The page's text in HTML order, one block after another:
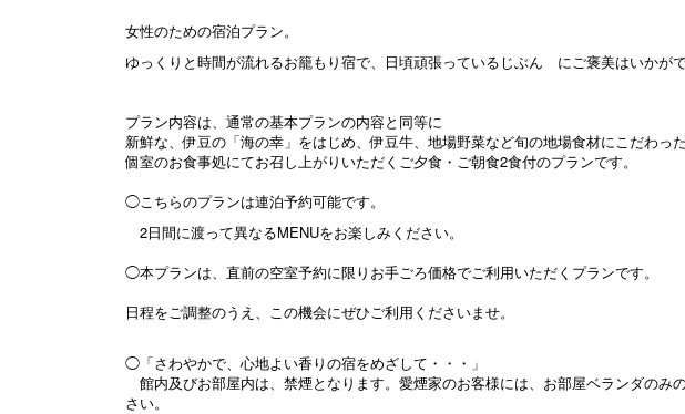
女性のための宿泊プラン。
ゆっくりと時間が流れるお籠もり宿で、日頃頑張っているじぶん にご褒美はいかが
プラン内容は、通常の基本プランの内容と同等に
新鮮な、伊豆の「海の幸」をはじめ、伊豆牛、地場野菜など旬の地場食材にこだわっ
個室のお食事処にてお召し上がりいただくご夕食・ご朝食2食付のプランです。
◯こちらのプランは連泊予約可能です。
2日間に渡って異なるMENUをお楽しみください。
◯本プランは、直前の空室予約に限りお手ごろ価格でご利用いただくプランです。
日程をご調整のうえ、この機会にぜひご利用くださいませ。
◯「さわやかで、心地よい香りの宿をめざして・・・」
館内及びお部屋内は、禁煙となります。愛煙家のお客様には、お部屋ベランダのみ
さい。